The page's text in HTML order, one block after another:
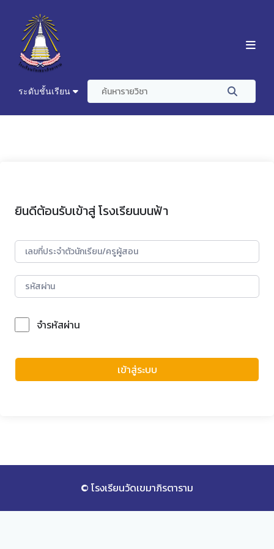
ระดับชั้นเรียน
ยินดีต้อนรับเข้าสู่ โรงเรียนบนฟ้า
จำรหัสผ่าน
เข้าสู่ระบบ
© โรงเรียนวัดเขมาภิรตาราม